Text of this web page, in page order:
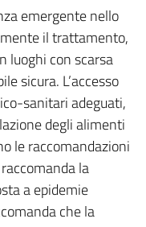
emergente nello
il trattamento,
luoghi con scarsa
sicura. L’accesso
sanitari adeguati,
degli alimenti
le raccomandazioni
la
a epidemie
che la